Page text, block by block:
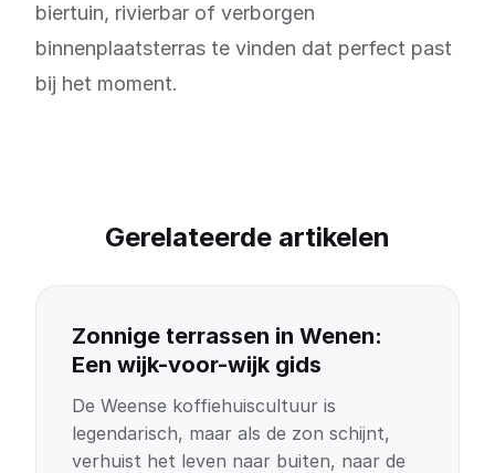
biertuin, rivierbar of verborgen
binnenplaatsterras te vinden dat perfect past
bij het moment.
Gerelateerde artikelen
Zonnige terrassen in Wenen:
Een wijk-voor-wijk gids
De Weense koffiehuiscultuur is
legendarisch, maar als de zon schijnt,
verhuist het leven naar buiten, naar de